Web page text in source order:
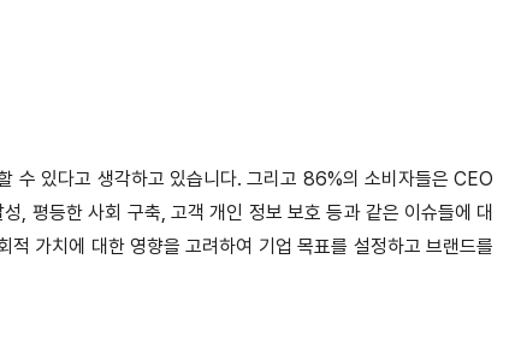
수 있다고 생각하고 있습니다. 그리고 86%의 소비자들은 CEO
, 평등한 사회 구축, 고객 개인 정보 보호 등과 같은 이슈들에 대
가치에 대한 영향을 고려하여 기업 목표를 설정하고 브랜드를